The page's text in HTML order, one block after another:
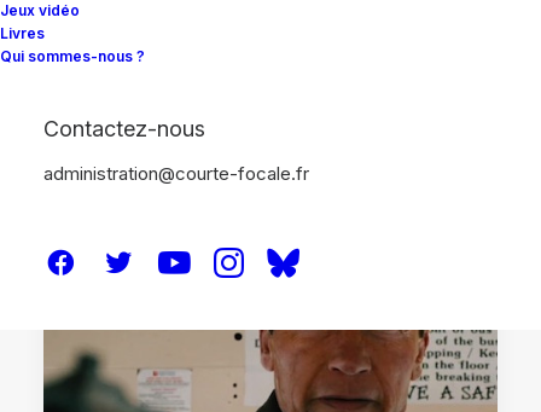
Jeux vidéo
Livres
Qui sommes-nous ?
Contactez-nous
administration@courte-focale.fr